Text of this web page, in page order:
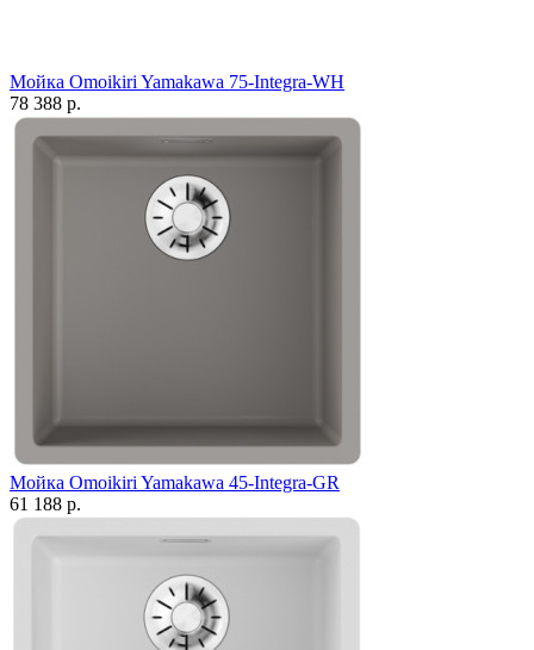
Мойка Omoikiri Yamakawa 75-Integra-WH
78 388 р.
Мойка Omoikiri Yamakawa 45-Integra-GR
61 188 р.